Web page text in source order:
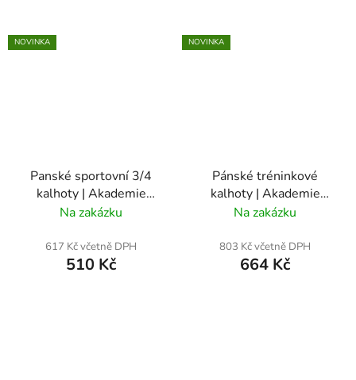
NOVINKA
Panské sportovní 3/4
kalhoty | Akademie
Táborsko
Na zakázku
617 Kč včetně DPH
510 Kč
NOVINKA
Pánské tréninkové
kalhoty | Akademie
Táborsko
Na zakázku
803 Kč včetně DPH
664 Kč